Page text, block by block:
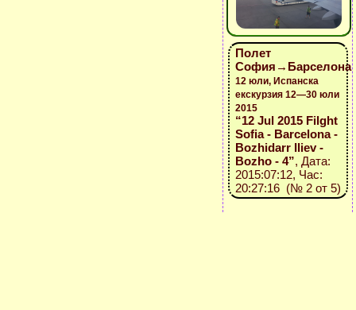
Полет
София→Барселона
12 юли, Испанска
екскурзия 12—30 юли
2015
“12 Jul 2015 Filght
Sofia - Barcelona -
Bozhidarr Iliev -
Bozho - 4”, Дата:
2015:07:12, Час:
20:27:16 (№ 2 от 5)